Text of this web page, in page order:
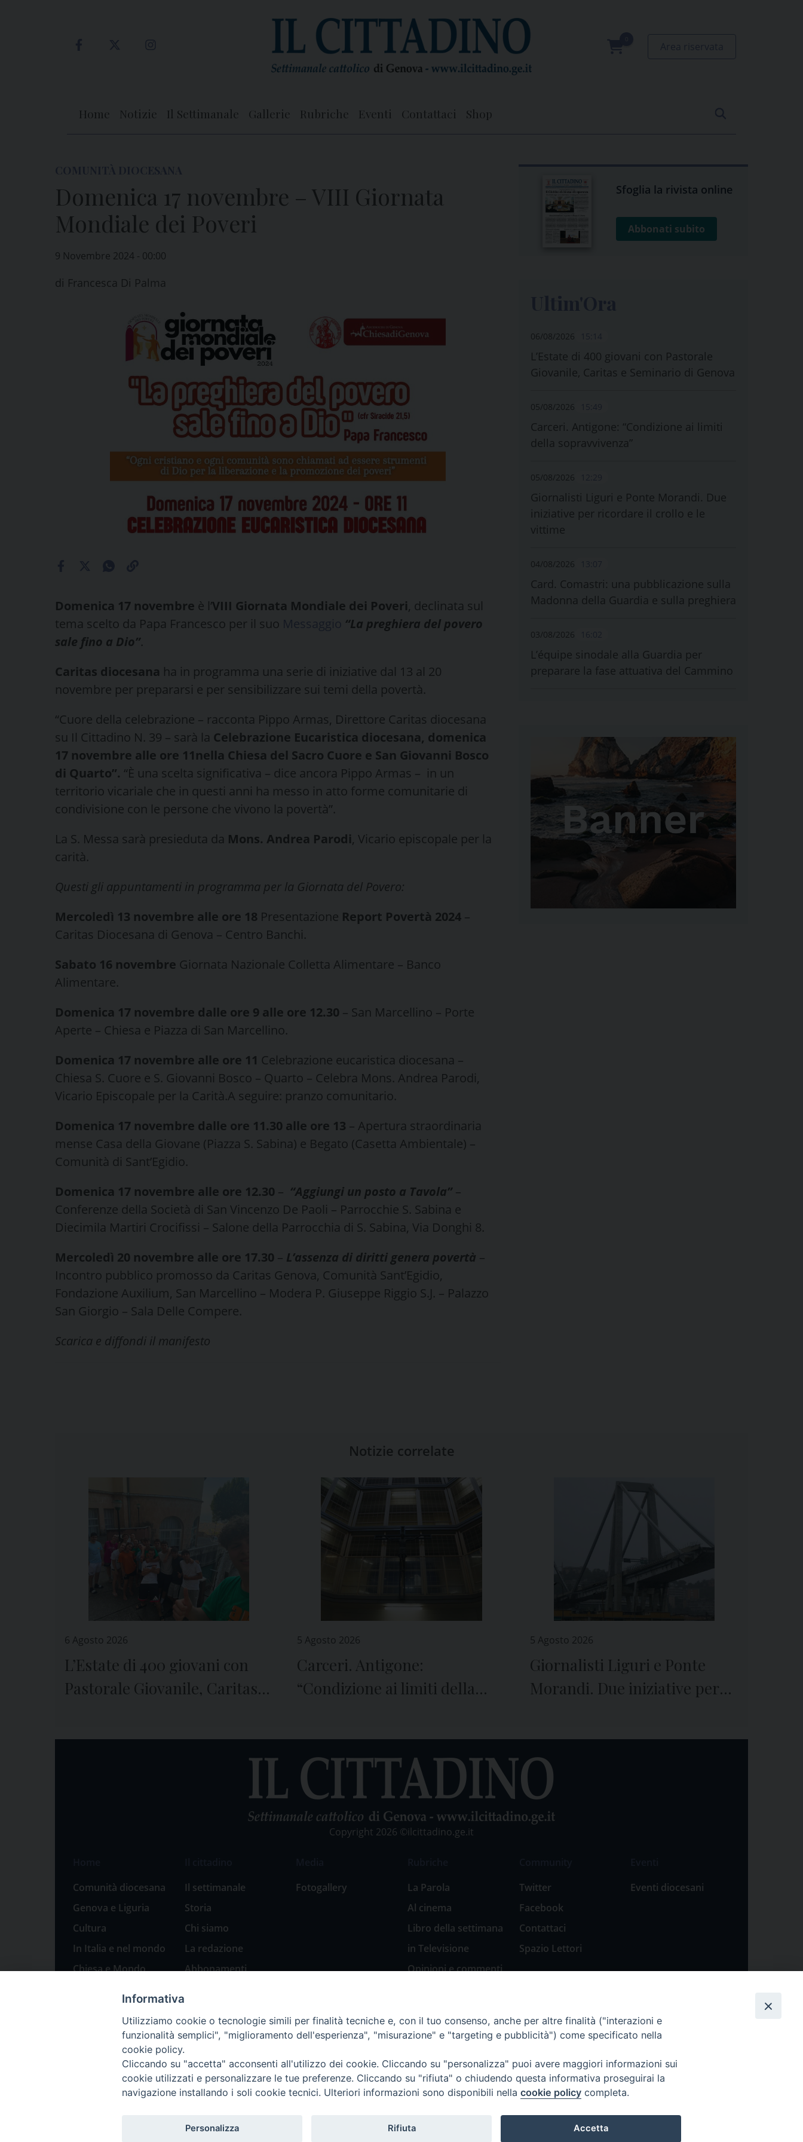
Home Notizie Il Settimanale Gallerie Rubriche Eventi Contattaci Shop
Domenica 17 novembre – VIII Giornata
Mondiale dei Poveri
9 Novembre 2024 - 00:00
di Francesca Di Palma
Domenica 17 novembre è l’VIII Giornata Mondiale dei Poveri, declinata sul
tema scelto da Papa Francesco per il suo
“La preghiera del povero
sale fino a Dio”.
Caritas diocesana ha in programma una serie di iniziative dal 13 al 20
novembre per prepararsi e per sensibilizzare sui temi della povertà.
“Cuore della celebrazione – racconta Pippo Armas, Direttore Caritas diocesana
su Il Cittadino N. 39 – sarà la Celebrazione Eucaristica diocesana, domenica
17 novembre alle ore 11nella Chiesa del Sacro Cuore e San Giovanni Bosco
di Quarto”. “È una scelta significativa – dice ancora Pippo Armas – in un
territorio vicariale che in questi anni ha messo in atto forme comunitarie di
condivisione con le persone che vivono la povertà”.
La S. Messa sarà presieduta da Mons. Andrea Parodi, Vicario episcopale per la
carità.
Questi gli appuntamenti in programma per la Giornata del Povero:
Mercoledì 13 novembre alle ore 18 Presentazione Report Povertà 2024 –
Caritas Diocesana di Genova – Centro Banchi.
Sabato 16 novembre Giornata Nazionale Colletta Alimentare – Banco
Alimentare.
Domenica 17 novembre dalle ore 9 alle ore 12.30 – San Marcellino – Porte
Aperte – Chiesa e Piazza di San Marcellino.
Domenica 17 novembre alle ore 11 Celebrazione eucaristica diocesana –
Chiesa S. Cuore e S. Giovanni Bosco – Quarto – Celebra Mons. Andrea Parodi,
Vicario Episcopale per la Carità.A seguire: pranzo comunitario.
Domenica 17 novembre dalle ore 11.30 alle ore 13 – Apertura straordinaria
mense Casa della Giovane (Piazza S. Sabina) e Begato (Casetta Ambientale) –
Comunità di Sant’Egidio.
Domenica 17 novembre alle ore 12.30 – “Aggiungi un posto a Tavola”–
Conferenze della Società di San Vincenzo De Paoli – Parrocchie S. Sabina e
Diecimila Martiri Crocifissi – Salone della Parrocchia di S. Sabina, Via Donghi 8.
Mercoledì 20 novembre alle ore 17.30 – L’assenza di diritti genera povertà –
Incontro pubblico promosso da Caritas Genova, Comunità Sant’Egidio,
Fondazione Auxilium, San Marcellino – Modera P. Giuseppe Riggio S.J. – Palazzo
San Giorgio – Sala Delle Compere.
Scarica e diffondi il manifesto
Sfoglia la rivista online
Abbonati subito
06/08/2026
L’Estate di 400 giovani con Pastorale
Giovanile, Caritas e Seminario di Genova
05/08/2026
Carceri. Antigone: “Condizione ai limiti
della sopravvivenza”
05/08/2026
Giornalisti Liguri e Ponte Morandi. Due
iniziative per ricordare il crollo e le
vittime
04/08/2026
Card. Comastri: una pubblicazione sulla
Madonna della Guardia e sulla preghiera
03/08/2026
L’équipe sinodale alla Guardia per
preparare la fase attuativa del Cammino
Notizie correlate
6 Agosto 2026
L’Estate di 400 giovani con
Pastorale Giovanile, Caritas e
5 Agosto 2026
Carceri. Antigone:
“Condizione ai limiti della
5 Agosto 2026
Giornalisti Liguri e Ponte
Morandi. Due iniziative per
Copyright 2026 ©ilcittadino.ge.it
Comunità diocesana
Genova e Liguria
Cultura
In Italia e nel mondo
Chiesa e Mondo
Natale 2023: presepi
Il settimanale
Storia
Chi siamo
La redazione
Abbonamenti
Fotogallery
La Parola
Al cinema
Libro della settimana
in Televisione
Opinioni e commenti
Natale 2018: Presepi
in Diocesi
Natale 2020: Presepi
nella Diocesi di
Genova
Twitter
Facebook
Contattaci
Spazio Lettori
Eventi diocesani
Informativa
Utilizziamo cookie o tecnologie simili per finalità tecniche e, con il tuo consenso, anche per altre finalità ("interazioni e
funzionalità semplici", "miglioramento dell'esperienza", "misurazione" e "targeting e pubblicità") come specificato nella
cookie policy.
Cliccando su "accetta" acconsenti all'utilizzo dei cookie. Cliccando su "personalizza" puoi avere maggiori informazioni sui
cookie utilizzati e personalizzare le tue preferenze. Cliccando su "rifiuta" o chiudendo questa informativa proseguirai la
navigazione installando i soli cookie tecnici. Ulteriori informazioni sono disponibili nella cookie policy completa.
Personalizza Rifiuta Accetta